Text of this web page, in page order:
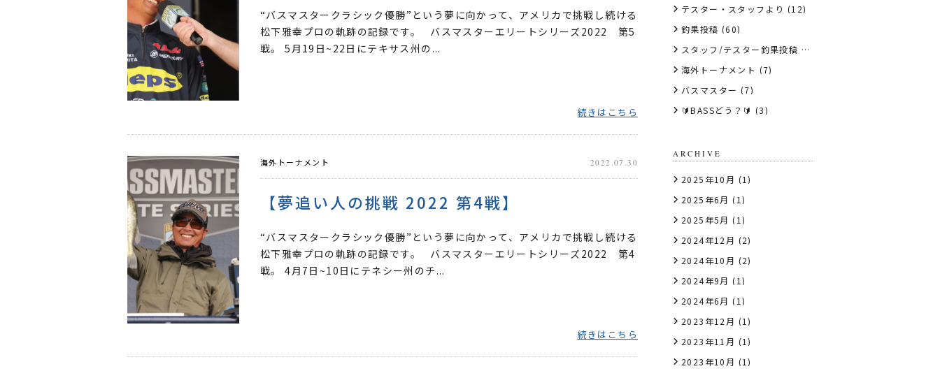
“バスマスタークラシック優勝”という夢に向かって、アメリカで挑戦し続ける
松下雅幸プロの軌跡の記録です。 バスマスターエリートシリーズ2022 第5
戦。 5月19日~22日にテキサス州の...
続きはこちら
海外トーナメント 2022.07.30
【夢追い人の挑戦 2022 第4戦】
“バスマスタークラシック優勝”という夢に向かって、アメリカで挑戦し続ける
松下雅幸プロの軌跡の記録です。 バスマスターエリートシリーズ2022 第4
戦。 4月7日~10日にテネシー州のチ...
続きはこちら
テスター・スタッフより (12)
釣果投稿 (60)
スタッフ/テスター釣果投稿
海外トーナメント (7)
バスマスター (7)
🔰BASSどう？🔰 (3)
ARCHIVE
2025年10月 (1)
2025年6月 (1)
2025年5月 (1)
2024年12月 (2)
2024年10月 (2)
2024年9月 (1)
2024年6月 (1)
2023年12月 (1)
2023年11月 (1)
2023年10月 (1)